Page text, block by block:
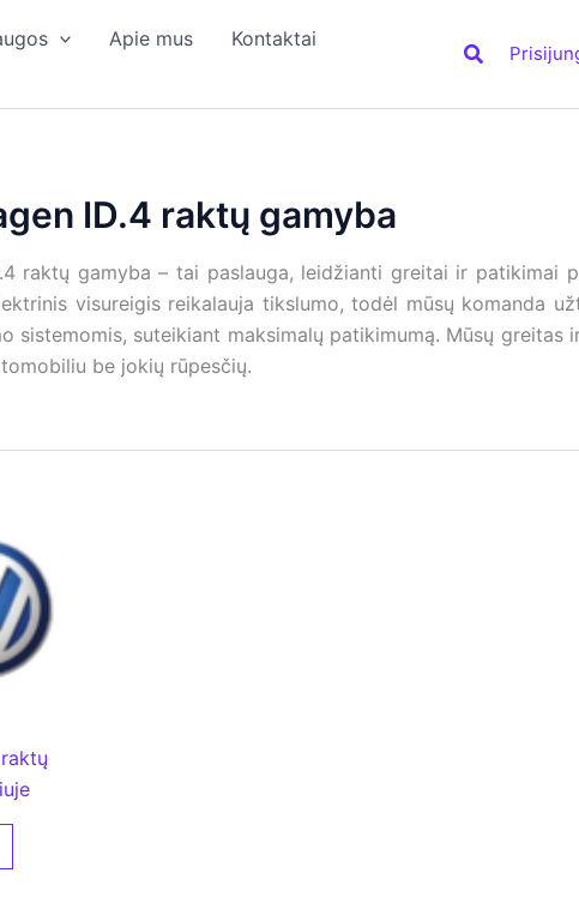
Apie mus
Kontaktai
Paieška
ID.4 raktų gamyba
raktų gamyba – tai paslauga, leidžianti greitai ir patikimai
visureigis reikalauja tikslumo, todėl mūsų komanda
sistemomis, suteikiant maksimalų patikimumą. Mūsų greitas
be jokių rūpesčių.